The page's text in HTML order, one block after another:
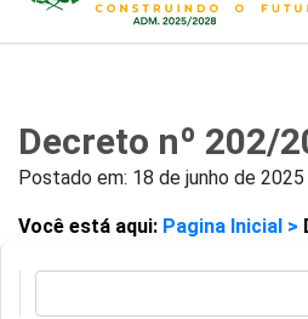
Decreto nº 202/
Postado em: 18 de junho de 2025
Você está aqui: Pagina Inicial >